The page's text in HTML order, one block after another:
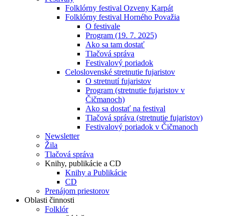
Folklórny festival Ozveny Karpát
Folklórny festival Horného Považia
O festivale
Program (19. 7. 2025)
Ako sa tam dostať
Tlačová správa
Festivalový poriadok
Celoslovenské stretnutie fujaristov
O stretnutí fujaristov
Program (stretnutie fujaristov v
Čičmanoch)
Ako sa dostať na festival
Tlačová správa (stretnutie fujaristov)
Festivalový poriadok v Čičmanoch
Newsletter
Žila
Tlačová správa
Knihy, publikácie a CD
Knihy a Publikácie
CD
Prenájom priestorov
Oblasti činnosti
Folklór